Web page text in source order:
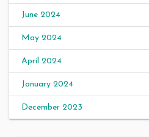
June 2024
May 2024
April 2024
January 2024
December 2023